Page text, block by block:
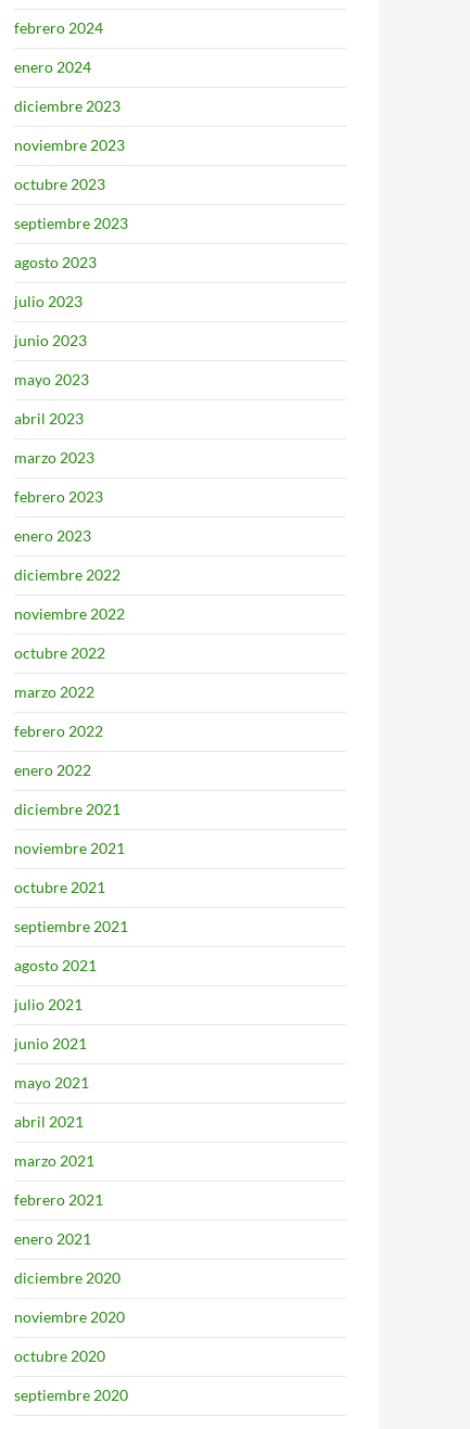
febrero 2024
enero 2024
diciembre 2023
noviembre 2023
octubre 2023
septiembre 2023
agosto 2023
julio 2023
junio 2023
mayo 2023
abril 2023
marzo 2023
febrero 2023
enero 2023
diciembre 2022
noviembre 2022
octubre 2022
marzo 2022
febrero 2022
enero 2022
diciembre 2021
noviembre 2021
octubre 2021
septiembre 2021
agosto 2021
julio 2021
junio 2021
mayo 2021
abril 2021
marzo 2021
febrero 2021
enero 2021
diciembre 2020
noviembre 2020
octubre 2020
septiembre 2020